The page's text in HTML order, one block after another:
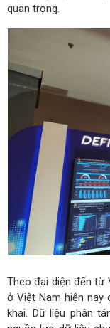
quan trọng.
Theo đại diện đến từ
ở Việt Nam hiện nay
khai. Dữ liệu phân